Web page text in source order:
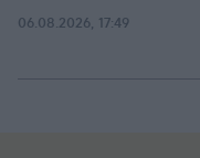
06.08.2026, 17:49